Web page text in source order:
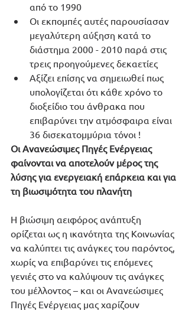
από το 1990
Οι εκπομπές αυτές παρουσίασαν
μεγαλύτερη αύξηση κατά το
διάστημα 2000 - 2010 παρά στις
τρεις προηγούμενες δεκαετίες
Αξίζει επίσης να σημειωθεί πως
υπολογίζεται ότι κάθε χρόνο το
διοξείδιο του άνθρακα που
επιβαρύνει την ατμόσφαιρα είναι
36 δισεκατομμύρια τόνοι !
Οι Ανανεώσιμες Πηγές Ενέργειας
φαίνονται να αποτελούν μέρος της
λύσης για ενεργειακή επάρκεια και για
τη βιωσιμότητα του πλανήτη
Η βιώσιμη αειφόρος ανάπτυξη
ορίζεται ως η ικανότητα της Κοινωνίας
να καλύπτει τις ανάγκες του παρόντος,
χωρίς να επιβαρύνει τις επόμενες
γενιές στο να καλύψουν τις ανάγκες
του μέλλοντος – και οι Ανανεώσιμες
Πηγές Ενέργειας μας χαρίζουν